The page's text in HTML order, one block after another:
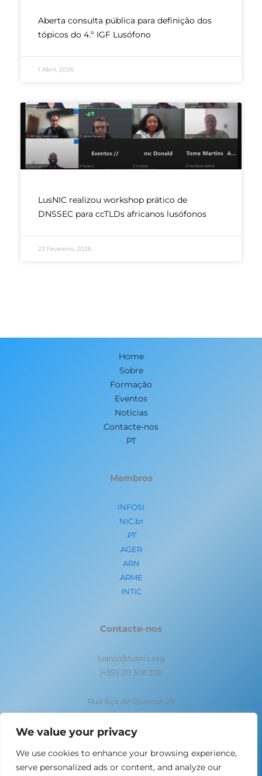
We value your privacy
We use cookies to enhance your browsing experience,
serve personalized ads or content, and analyze our
Aberta consulta pública para definição dos
tópicos do 4.º IGF Lusófono
1 Abril, 2026
LusNIC realizou workshop prático de
DNSSEC para ccTLDs africanos lusófonos
23 Fevereiro, 2026
Home
Sobre
Formação
Eventos
Notícias
Contacte-nos
PT
Membros
INFOSI
NIC.br
.PT
AGER
ARN
ARME
INTIC
Contacte-nos
lusnic@lusnic.org
(+351) 211 308 200
Rua Eça de Queiroz, 29
1050-095 Lisboa- Portugal